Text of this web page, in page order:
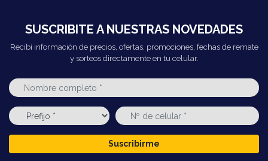
SUSCRIBITE A NUESTRAS NOVEDADES
Recibí información de precios, ofertas, promociones, fechas de remate
y sorteos directamente en tu celular.
Suscribirme